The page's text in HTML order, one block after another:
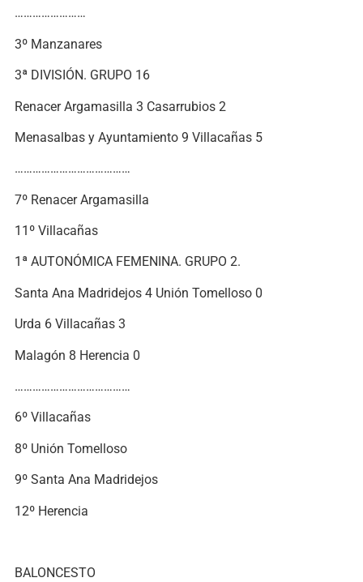
……………………
3º Manzanares
3ª DIVISIÓN. GRUPO 16
Renacer Argamasilla 3 Casarrubios 2
Menasalbas y Ayuntamiento 9 Villacañas 5
…………………………………
7º Renacer Argamasilla
11º Villacañas
1ª AUTONÓMICA FEMENINA. GRUPO 2.
Santa Ana Madridejos 4 Unión Tomelloso 0
Urda 6 Villacañas 3
Malagón 8 Herencia 0
…………………………………
6º Villacañas
8º Unión Tomelloso
9º Santa Ana Madridejos
12º Herencia
BALONCESTO